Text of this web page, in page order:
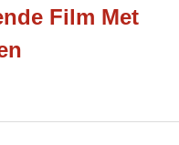
Film Met